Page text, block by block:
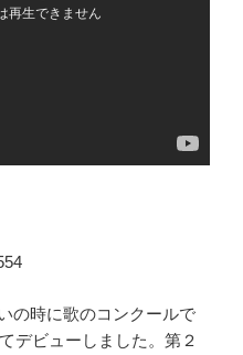
の時に歌のコンクールで
デビューしました。第２